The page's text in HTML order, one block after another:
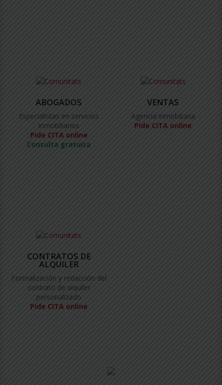
ABOGADOS
Especialistas en servicios
inmobiliarios
Pide CITA online
Consulta gratuita
VENTAS
Agencia inmobiliaria
Pide CITA online
CONTRATOS DE
ALQUILER
Formalización y redacción del
contrato de alquiler
personalizado
Pide CITA online